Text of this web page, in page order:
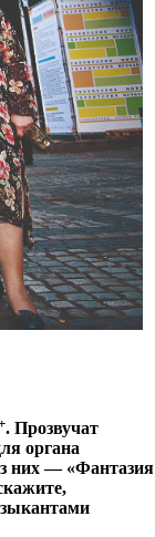
. Прозвучат
органа
них — «Фантазия